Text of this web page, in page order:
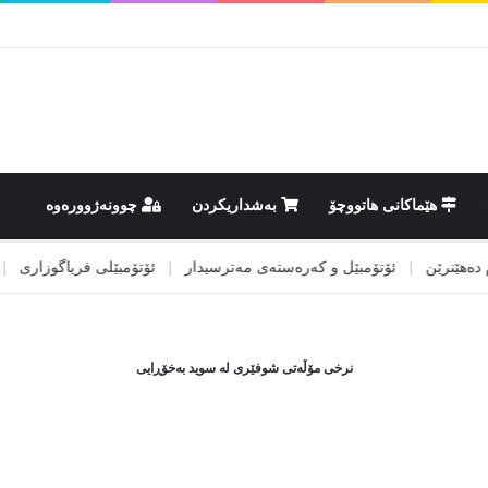
هێماکانى هاتووچۆ بەشداریکردن چوونەژوورەوە
| ئۆتۆمبێل و کەرەستەی مەترسیدار | ئۆتۆمبێلی فریاگوزاری |
نرخی مۆڵەتی شوفێری لە سوید بەخۆڕایی